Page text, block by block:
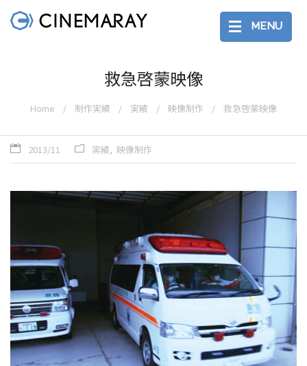
MENU
救急啓蒙映像
Home 制作実績 実績 映像制作 救急啓蒙映像
2013/11 実績 映像制作